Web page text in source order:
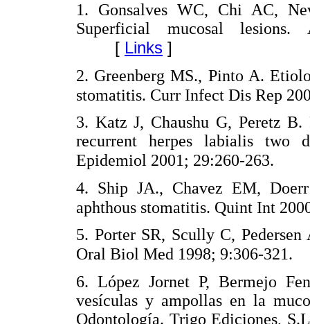
1. Gonsalves WC, Chi AC,
Superficial mucosal
[ Links ]
2. Greenberg MS., Pinto A.
stomatitis. Curr Infect Dis Rep
3. Katz J, Chaushu G, Peretz
recurrent herpes labialis two
Epidemiol 2001; 29:260-263.
4. Ship JA., Chavez EM,
aphthous stomatitis. Quint Int
5. Porter SR, Scully C,
Oral Biol Med 1998; 9:306-321.
6. López Jornet P, Bermejo
vesículas y ampollas en la
Odontología. Trigo Ediciones,